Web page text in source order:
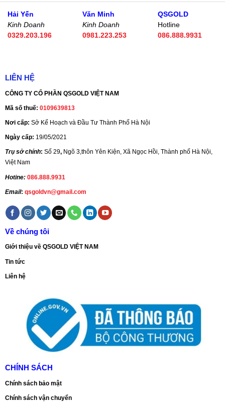
Hải Yến
Kinh Doanh
0329.203.196
Văn Minh
Kinh Doanh
0981.223.253
QSGOLD
Hotline
086.888.9931
LIÊN HỆ
CÔNG TY CỔ PHẦN QSGOLD VIỆT NAM
Mã số thuế: 0109639813
Nơi cấp: Sở Kế Hoạch và Đầu Tư Thành Phố Hà Nội
Ngày cấp: 19/05/2021
Trụ sở chính: Số 29, Ngõ 3,thôn Yên Kiện, Xã Ngọc Hồi, Thành phố Hà Nội,
Việt Nam
Hotine: 086.888.9931
Email: qsgoldvn@gmail.com
Về chúng tôi
Giới thiệu về QSGOLD VIỆT NAM
Tin tức
Liên hệ
CHÍNH SÁCH
Chính sách bảo mật
Chính sách vận chuyển